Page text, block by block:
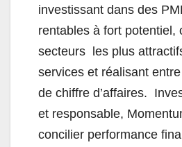
investissant dans des
rentables à fort potentiel,
secteurs les plus
services et réalisant
de chiffre d’affaires.
et responsable,
concilier performance